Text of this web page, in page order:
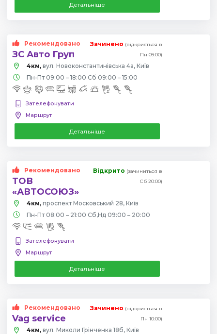
Детальніше
Рекомендовано
ЗС Авто Груп
Зачинено (відкриється в
Пн 09:00)
4км, вул. Новоконстантинівська 4а, Київ
Пн-Пт 09:00 – 18:00 Сб 09:00 – 15:00
Зателефонувати
Маршрут
Детальніше
Рекомендовано
ТОВ
«АВТОСОЮЗ»
Відкрито (зачиниться в
Сб 20:00)
4км, проспект Московський 28, Київ
Пн-Пт 08:00 – 21:00 Сб,Нд 09:00 – 20:00
Зателефонувати
Маршрут
Детальніше
Рекомендовано
Vag service
Зачинено (відкриється в
Пн 10:00)
4км, вул. Миколи Грінченка 18б, Київ